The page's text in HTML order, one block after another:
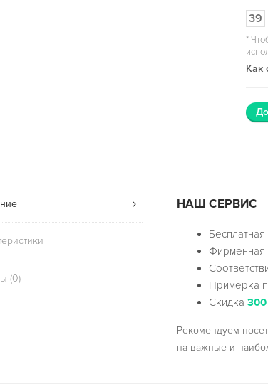
39
*
Как
(0)
НАШ СЕРВИС
Фирменная
Примерка
Скидка
Рекомендуем
на важные и